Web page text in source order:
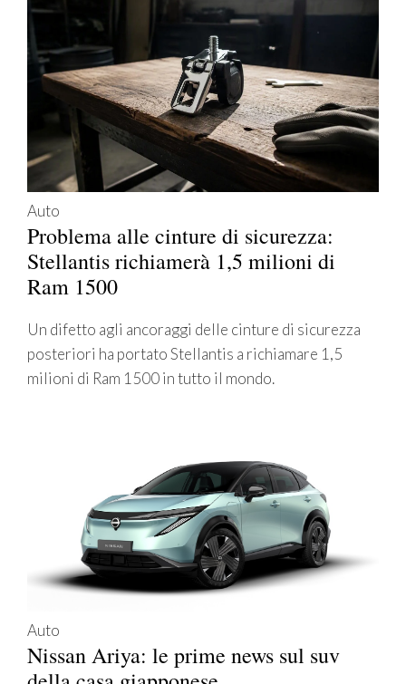
Auto
Problema alle cinture di sicurezza:
Stellantis richiamerà 1,5 milioni di
Ram 1500
Un difetto agli ancoraggi delle cinture di sicurezza
posteriori ha portato Stellantis a richiamare 1,5
milioni di Ram 1500 in tutto il mondo.
Auto
Nissan Ariya: le prime news sul suv